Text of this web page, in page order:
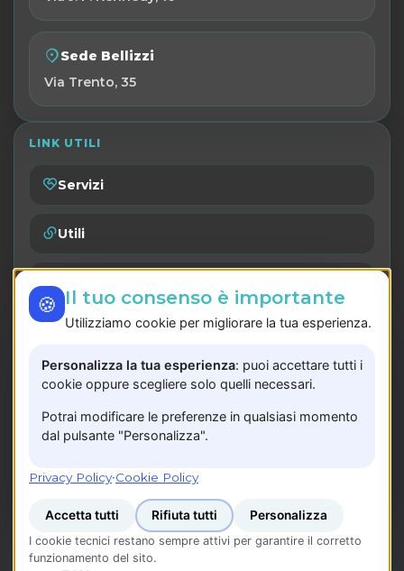
Sede Bellizzi
Via Trento, 35
LINK UTILI
Servizi
Utili
Lavora con noi
Privacy Policy
Registrati
P.IVA: 05783240657
🍪 Il tuo consenso è importante
Utilizziamo cookie per migliorare la tua esperienza.
Personalizza la tua esperienza: puoi accettare tutti i
cookie oppure scegliere solo quelli necessari.
Potrai modificare le preferenze in qualsiasi momento
dal pulsante "Personalizza".
Privacy Policy·Cookie Policy
Accetta tutti Rifiuta tutti Personalizza
I cookie tecnici restano sempre attivi per garantire il corretto
funzionamento del sito.